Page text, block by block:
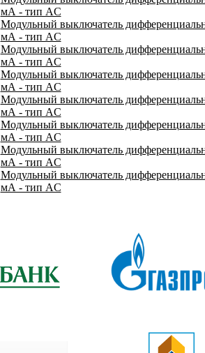
мА - тип AC
Модульный выключатель
мА - тип AC
Модульный выключатель
мА - тип AC
Модульный выключатель
мА - тип AC
Модульный выключатель
мА - тип AC
Модульный выключатель
мА - тип AC
Модульный выключатель
мА - тип AC
Модульный выключатель
мА - тип AC